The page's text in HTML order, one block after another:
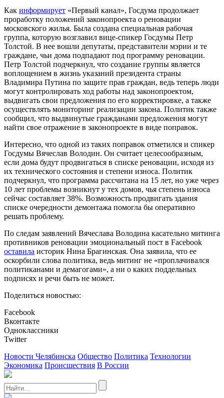
Как информирует «Первый канал», Госдума продолжает
проработку положений законопроекта о реновации
московского жилья. Была создана специальная рабочая
группа, которую возглавил вице-спикер Госдумы Петр
Толстой. В нее вошли депутаты, представители мэрии и те
граждане, чьи дома подпадают под программу реновации.
Петр Толстой подчеркнул, что создание группы является
воплощением в жизнь указаний президента страны
Владимира Путина по защите прав граждан, ведь теперь люди
могут контролировать ход работы над законопроектом,
выдвигать свои предложения по его корректировке, а также
осуществлять мониторинг реализации закона. Политик также
сообщил, что выдвинутые гражданами предложения могут
найти свое отражение в законопроекте в виде поправок.
Интересно, что одной из таких поправок отметился и спикер
Госдумы Вячеслав Володин. Он считает целесообразным,
если дома будут продвигаться в списке реновации, исходя из
их технического состояния и степени износа. Политик
подчеркнул, что программа рассчитана на 15 лет, но уже через
10 лет проблемы возникнут у тех домов, чья степень износа
сейчас составляет 38%. Возможность продвигать здания
списке очередности демонтажа помогла бы оперативно
решать проблему.
По следам заявлений Вячеслава Володина касательно митинга
противников реновации эмоциональный пост в Facebook
оставила историк Нина Брагинская. Она заявила, что ее
оскорбили слова политика, ведь митинг не «проплачивался
политиканами и демагогами», а ни о каких поддельных
подписях и речи быть не может.
Поделиться новостью:
Facebook
Вконтакте
Одноклассники
Twitter
Новости Челябинска Общество Политика Технологии
Экономика Происшествия В России